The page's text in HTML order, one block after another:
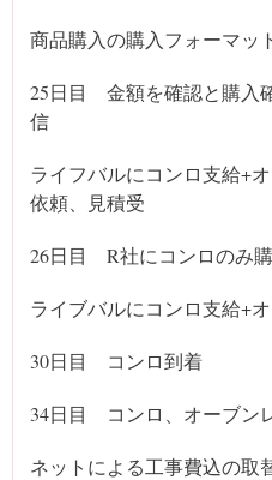
商品購入の購入フォーマッ
25日目 金額を確認と購入
信
ライフバルにコンロ支給+
依頼、見積受
26日目 R社にコンロのみ
ライブバルにコンロ支給+
30日目 コンロ到着
34日目 コンロ、オーブン
ネットによる工事費込の取